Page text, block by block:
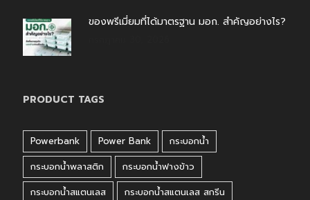
ของพรีเมี่ยมที่ได้มาตรฐาน มอก. สำคัญอย่างไร?
PRODUCT TAGS
Powerbank Power Bank
กระบอกน้ำ
กระบอกน้ำพลาสติก
กระบอกน้ำฟางข้าว
กระบอกน้ำสแตนเลส
กระบอกน้ำสแตนเลส สกรีน